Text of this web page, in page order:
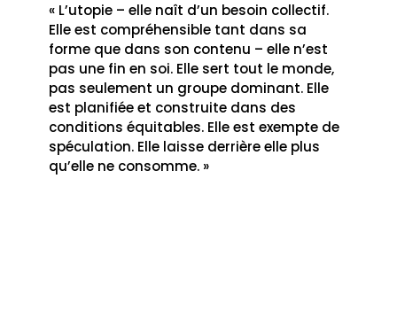
« L’utopie – elle naît d’un besoin collectif.
Elle est compréhensible tant dans sa
forme que dans son contenu – elle n’est
pas une fin en soi. Elle sert tout le monde,
pas seulement un groupe dominant. Elle
est planifiée et construite dans des
conditions équitables. Elle est exempte de
spéculation. Elle laisse derrière elle plus
qu’elle ne consomme. »